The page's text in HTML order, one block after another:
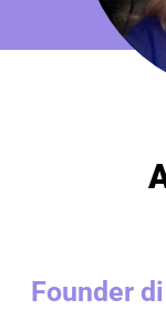
Founder